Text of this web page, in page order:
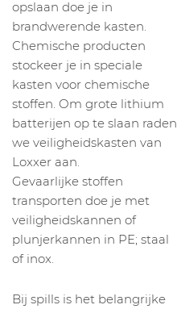
opslaan doe je in
brandwerende kasten.
Chemische producten
stockeer je in speciale
kasten voor chemische
stoffen. Om grote lithium
batterijen op te slaan raden
we veiligheidskasten van
Loxxer aan.
Gevaarlijke stoffen
transporten doe je met
veiligheidskannen of
plunjerkannen in PE; staal
of inox.
Bij spills is het belangrijke